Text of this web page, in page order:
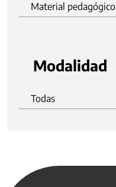
Material pedagógico
Modalidad
Todas